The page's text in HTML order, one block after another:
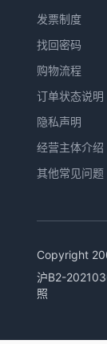
发票制度
找回密码
购物流程
订单状态说明
隐私声明
经营主体介绍
其他常见问题
Copyright
沪B2-
照